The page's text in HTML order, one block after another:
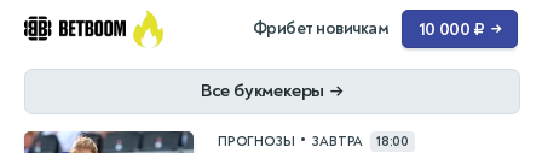
Фрибет новичкам 10 000 ₽ →
Все букмекеры →
ПРОГНОЗЫ • ЗАВТРА 18:00